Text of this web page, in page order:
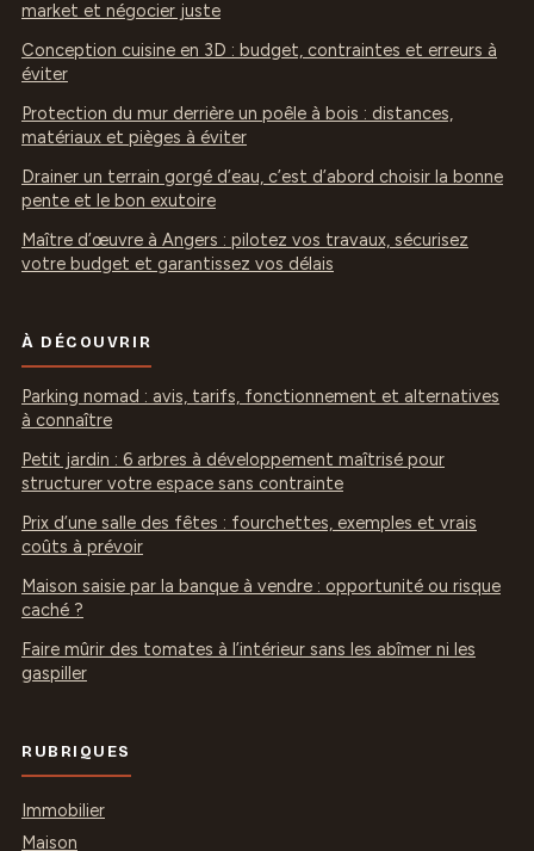
market et négocier juste
Conception cuisine en 3D : budget, contraintes et erreurs à
éviter
Protection du mur derrière un poêle à bois : distances,
matériaux et pièges à éviter
Drainer un terrain gorgé d’eau, c’est d’abord choisir la bonne
pente et le bon exutoire
Maître d’œuvre à Angers : pilotez vos travaux, sécurisez
votre budget et garantissez vos délais
À DÉCOUVRIR
Parking nomad : avis, tarifs, fonctionnement et alternatives
à connaître
Petit jardin : 6 arbres à développement maîtrisé pour
structurer votre espace sans contrainte
Prix d’une salle des fêtes : fourchettes, exemples et vrais
coûts à prévoir
Maison saisie par la banque à vendre : opportunité ou risque
caché ?
Faire mûrir des tomates à l’intérieur sans les abîmer ni les
gaspiller
RUBRIQUES
Immobilier
Maison